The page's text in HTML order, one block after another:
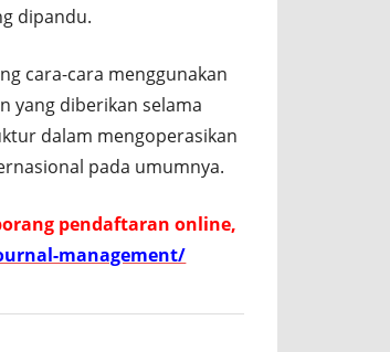
dipandu.
cara-cara menggunakan
yang diberikan selama
dalam mengoperasikan
pada umumnya.
pendaftaran online,
management/